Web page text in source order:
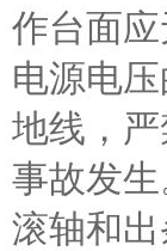
作台面
电源电
地线，
事故发
滚轴和